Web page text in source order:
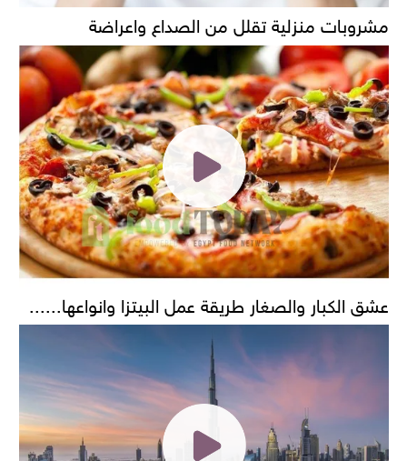
مشروبات منزلية تقلل من الصداع واعراضة
عشق الكبار والصغار طريقة عمل البيتزا وانواعها......